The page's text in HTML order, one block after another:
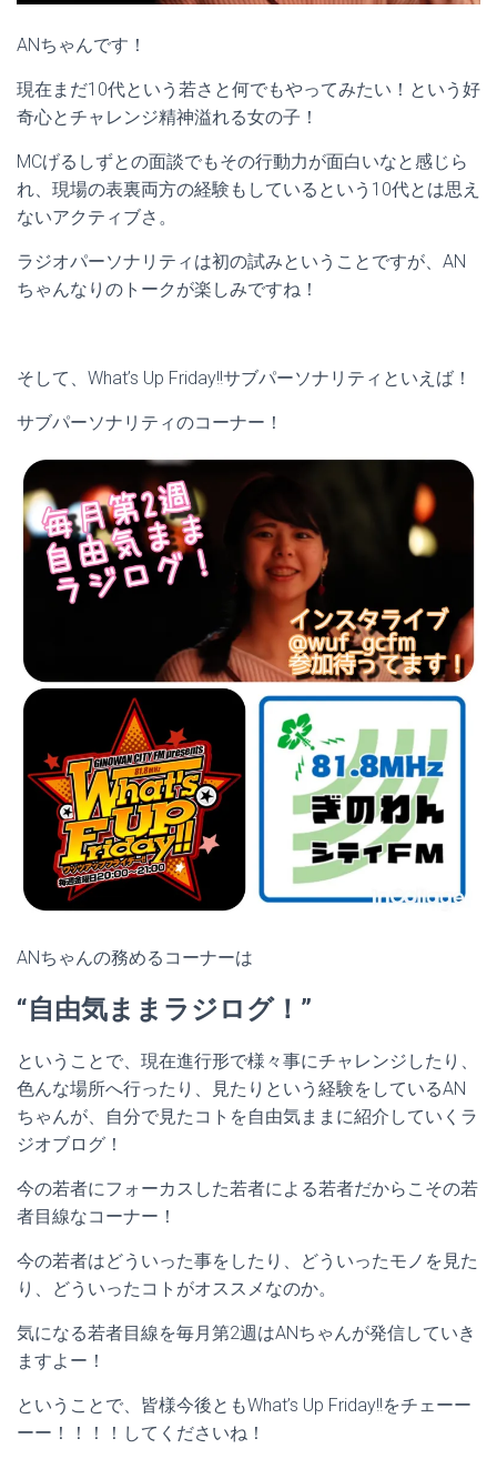
ANちゃんです！
現在まだ10代という若さと何でもやってみたい！という好
奇心とチャレンジ精神溢れる女の子！
MCげるしずとの面談でもその行動力が面白いなと感じら
れ、現場の表裏両方の経験もしているという10代とは思え
ないアクティブさ。
ラジオパーソナリティは初の試みということですが、AN
ちゃんなりのトークが楽しみですね！
そして、What’s Up Friday!!サブパーソナリティといえば！
サブパーソナリティのコーナー！
ANちゃんの務めるコーナーは
“自由気ままラジログ！”
ということで、現在進行形で様々事にチャレンジしたり、
色んな場所へ行ったり、見たりという経験をしているAN
ちゃんが、自分で見たコトを自由気ままに紹介していくラ
ジオブログ！
今の若者にフォーカスした若者による若者だからこその若
者目線なコーナー！
今の若者はどういった事をしたり、どういったモノを見た
り、どういったコトがオススメなのか。
気になる若者目線を毎月第2週はANちゃんが発信していき
ますよー！
ということで、皆様今後ともWhat’s Up Friday!!をチェーー
ーー！！！！してくださいね！